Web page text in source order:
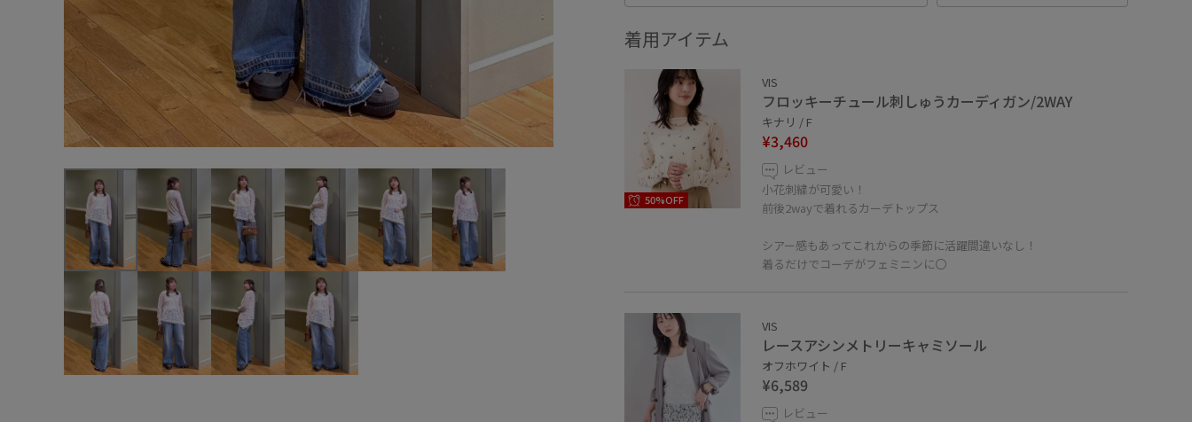
着用アイテム
50%OFF
VIS
フロッキーチュール刺しゅうカーディガン/2WAY
キナリ / F
¥3,460
レビュー
小花刺繍が可愛い！
前後2wayで着れるカーデトップス
シアー感もあってこれからの季節に活躍間違いなし！
着るだけでコーデがフェミニンに〇
VIS
レースアシンメトリーキャミソール
オフホワイト / F
¥6,589
レビュー